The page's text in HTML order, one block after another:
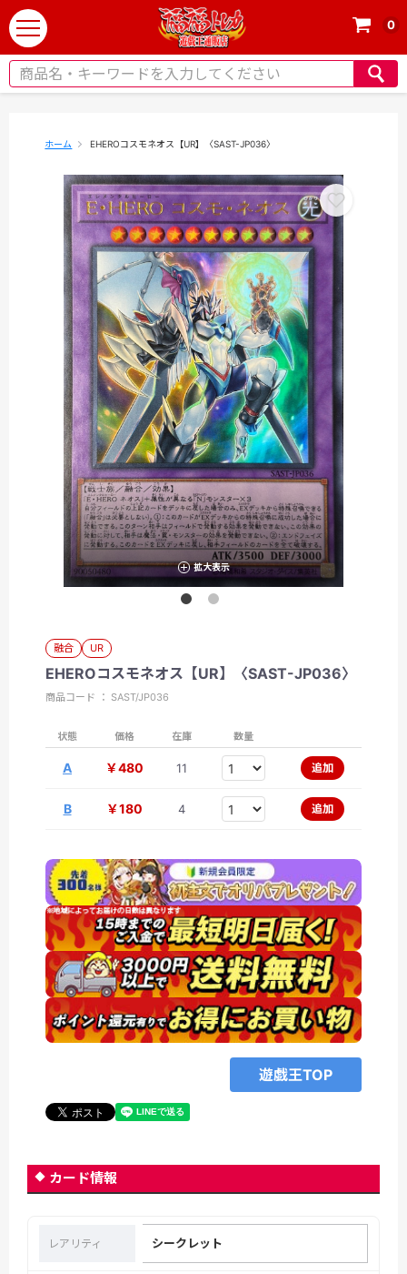
t
o
g
0
ホーム EHEROコスモネオス【UR】〈SAST-JP036〉
拡大表示
融合 UR
EHEROコスモネオス【UR】〈SAST-JP036〉
商品コード ： SAST/JP036
状態 価格 在庫 数量
A ￥480 11 追加
B ￥180 4 追加
遊戯王TOP
カード情報
レアリティ シークレット